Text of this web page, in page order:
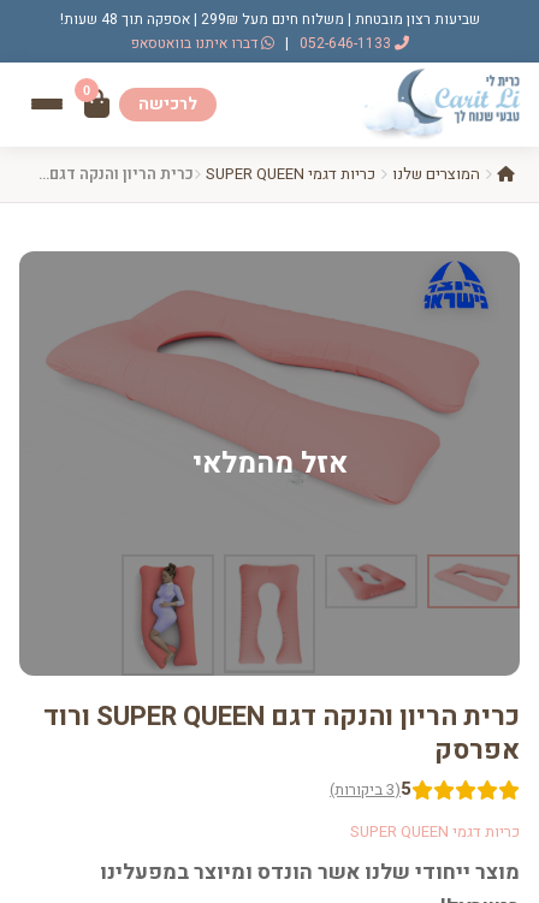
שביעות רצון מובטחת | משלוח חינם מעל 299₪ | אספקה תוך 48 שעות!
| דברו איתנו בוואטסאפ
לרכישה
0
המוצרים שלנו כריות דגמי SUPER QUEEN כרית הריון והנקה דגם SUPER QUEEN ורוד אפרסק
אזל מהמלאי
כרית הריון והנקה דגם SUPER QUEEN ורוד
אפרסק
5(3 ביקורות)
כריות דגמי SUPER QUEEN
מוצר ייחודי שלנו אשר הונדס ומיוצר במפעלינו